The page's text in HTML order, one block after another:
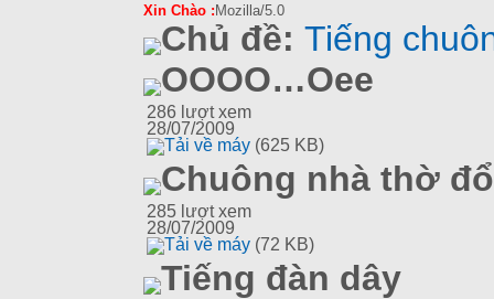
Xin Chào : Mozilla/5.0
Chủ đề: Tiếng
OOOO…Oee
286 lượt xem
28/07/2009
Tải về máy (625 KB)
Chuông nhà thờ
285 lượt xem
28/07/2009
Tải về máy (72 KB)
Tiếng đàn dây